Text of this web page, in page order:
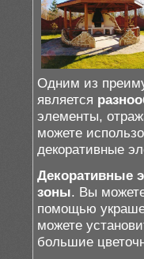
Одним из
является
элементы,
можете
декоративные
Декоративные
зоны. Вы
помощью
можете
большие